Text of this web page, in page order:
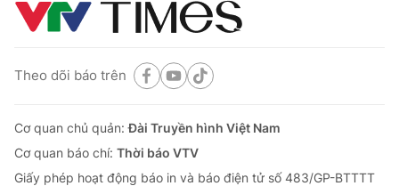
Theo dõi báo trên
Cơ quan chủ quản:Đài Truyền hình Việt Nam
Cơ quan báo chí: Thời báo VTV
Giấy phép hoạt động báo in và báo điện tử số 483/GP-BTTTT